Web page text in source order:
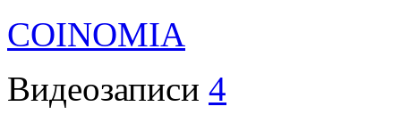
COINOMIA
Видеозаписи 4